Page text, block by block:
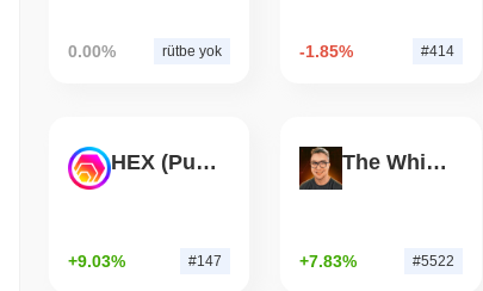
CRYPTO SERVICES BANKS
0.00% rütbe yok -1.85% #414
HEX (Pulsechain)
+9.03% #147
The White Bull
+7.83% #5522